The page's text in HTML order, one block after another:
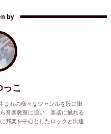
by
っこ
まれの様々なジャンルを股に掛
音楽教室に通い、楽器に触れる
邦楽を中心としたロックと出逢